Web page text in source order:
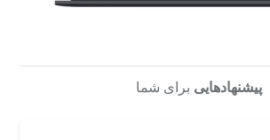
پیشنهادهایی برای شما